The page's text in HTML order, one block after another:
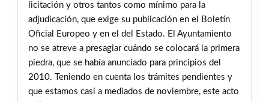
licitación y otros tantos como mínimo para la
adjudicación, que exige su publicación en el Boletín
Oficial Europeo y en el del Estado. El Ayuntamiento
no se atreve a presagiar cuándo se colocará la primera
piedra, que se había anunciado para principios del
2010. Teniendo en cuenta los trámites pendientes y
que estamos casi a mediados de noviembre, este acto